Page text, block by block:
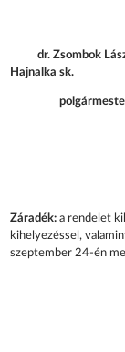
dr.
Hajnalka sk.
Záradék: a rendelet
kihelyezéssel,
szeptember 24-én